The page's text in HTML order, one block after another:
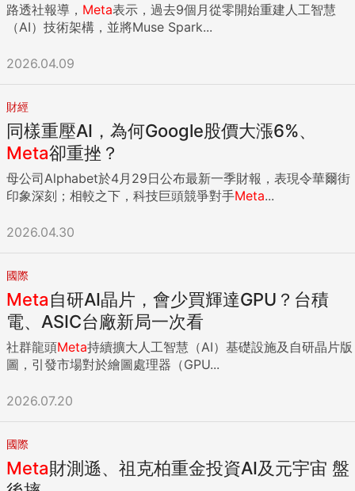
路透社報導， Meta表示，過去9個月從零開始重建人工智慧
（AI）技術架構，並將Muse Spark...
2026.04.09
財經
同樣重壓AI，為何Google股價大漲6%、
Meta卻重挫？
母公司Alphabet於4月29日公布最新一季財報，表現令華爾街
印象深刻；相較之下，科技巨頭競爭對手Meta...
2026.04.30
國際
Meta自研AI晶片，會少買輝達GPU？台積
電、ASIC台廠新局一次看
社群龍頭Meta持續擴大人工智慧（AI）基礎設施及自研晶片版
圖，引發市場對於繪圖處理器（GPU...
2026.07.20
國際
Meta財測遜、祖克柏重金投資AI及元宇宙 盤